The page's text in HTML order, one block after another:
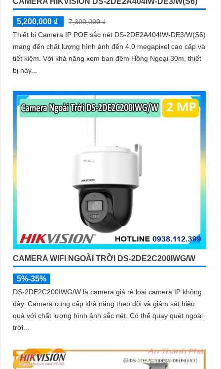
5,200,000 ₫
7,300,000 ₫
Thiết bị Camera IP POE sắc nét DS-2DE2A404IW-DE3/W(S6)
mang đến chất lượng hình ảnh đến 4.0 megapixel cao cấp và
tiết kiệm. Với khả năng xem ban đêm Hồng Ngoại 30m, thiết
bị này...
CAMERA WIFI NGOÀI TRỜI DS-2DE2C200IWG/W
5%-35%
DS-2DE2C200IWG/W là camera giá rẻ loại camera IP không
dây. Camera cung cấp khả năng theo dõi và giám sát hiệu
quả với chất lượng hình ảnh sắc nét. Có thể quay quét ngoài
trời...